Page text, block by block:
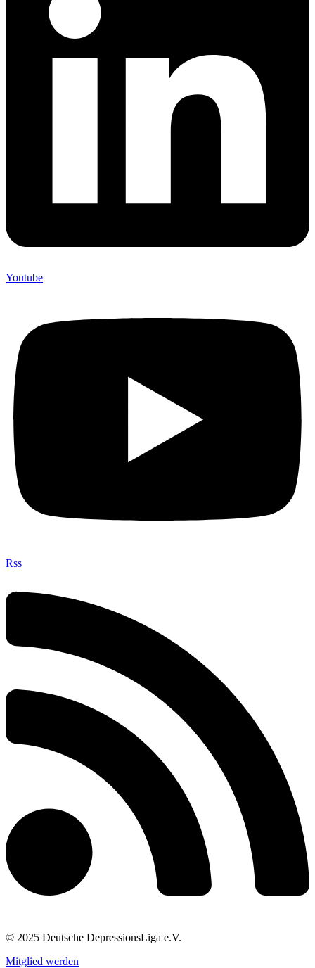
Youtube
Rss
© 2025 Deutsche DepressionsLiga e.V.
Mitglied werden